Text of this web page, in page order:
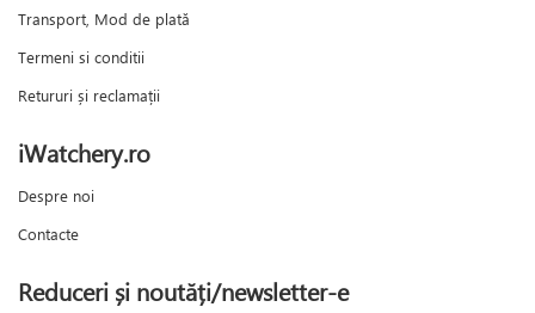
Transport, Mod de plată
Termeni si conditii
Retururi și reclamații
iWatchery.ro
Despre noi
Contacte
Reduceri și noutăți/newsletter-e